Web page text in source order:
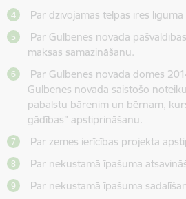
Par dzīvojamās telpas īres
Par Gulbenes novada
maksas samazināšanu.
Par Gulbenes novada domes
Gulbenes novada saistošo
pabalstu bārenim un bērnam,
gādības” apstiprināšanu.
Par zemes ierīcības projekta
Par nekustamā īpašuma
Par nekustamā īpašuma